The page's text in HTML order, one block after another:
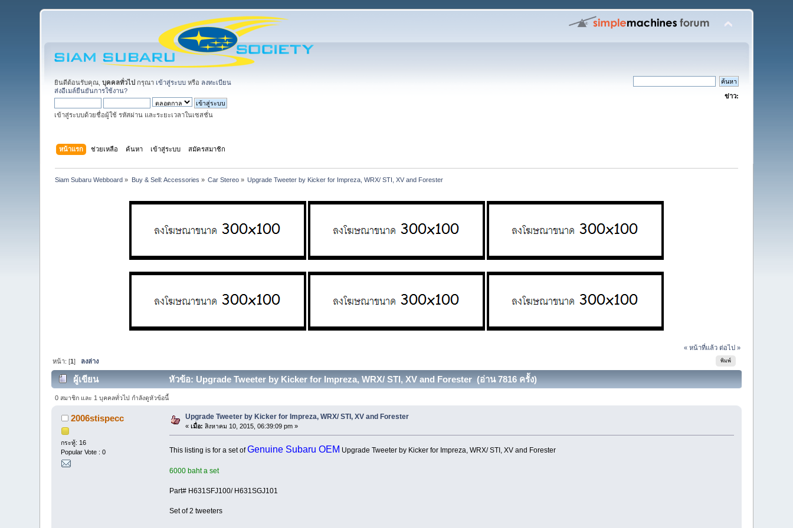
ยินดีต้อนรับคุณ,บุคคลทั่วไป กรุณา เข้าสู่ระบบ หรือ ลงทะเบียน
ส่งอีเมล์ยืนยันการใช้งาน?
เข้าสู่ระบบด้วยชื่อผู้ใช้ รหัสผ่าน และระยะเวลาในเซสชั่น
ข่าว:
หน้าแรก ช่วยเหลือ ค้นหา เข้าสู่ระบบ สมัครสมาชิก
Siam Subaru Webboard » Buy & Sell: Accessories » Car Stereo » Upgrade Tweeter by Kicker for Impreza, WRX/ STI, XV and Forester
« หน้าที่แล้ว ต่อไป »
พิมพ์
หน้า: [1] ลงล่าง
ผู้เขียน หัวข้อ: Upgrade Tweeter by Kicker for Impreza, WRX/ STI, XV and Forester (อ่าน 7816 ครั้ง)
0 สมาชิก และ 1 บุคคลทั่วไป กำลังดูหัวข้อนี้
2006stispecc
กระทู้: 16
Popular Vote : 0
Upgrade Tweeter by Kicker for Impreza, WRX/ STI, XV and Forester
«เมื่อ: สิงหาคม 10, 2015, 06:39:09 pm »
This listing is for a set ofGenuine Subaru OEM Upgrade Tweeter by Kicker for Impreza, WRX/ STI, XV and Forester
6000 baht a set
Part# H631SFJ100/ H631SGJ101
Set of 2 tweeters